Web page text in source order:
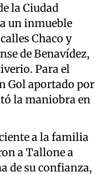
la Ciudad
un inmueble
Chaco y
de Benavídez,
Para el
Gol aportado por
la maniobra en
a la familia
a Tallone a
de su confianza,